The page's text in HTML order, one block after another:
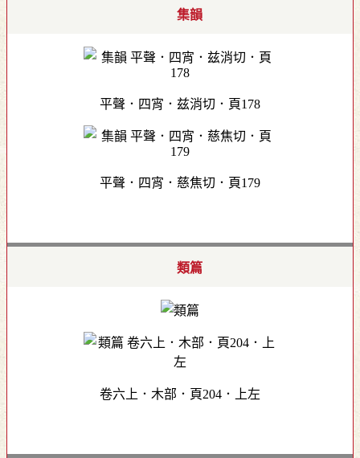
集韻
平聲．四宵．兹消切．頁178
平聲．四宵．慈焦切．頁179
類篇
卷六上．木部．頁204．上左